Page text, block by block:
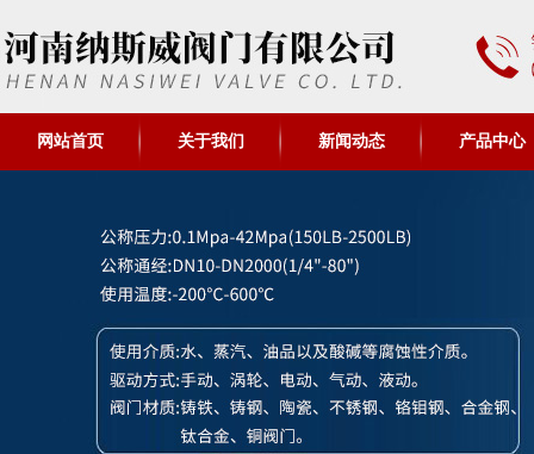
网站首页 关于我们 新闻动态 产品中心